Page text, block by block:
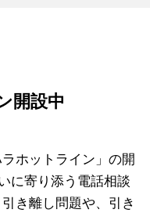
開設中
ホットライン」の開
に寄り添う電話相談
き離し問題や、引き